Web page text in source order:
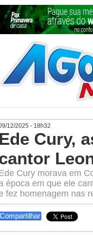
12/2025 - 18h32
Ede Cury,
Cury morava em
época em que ele
fez homenagem nas
Compartilhar